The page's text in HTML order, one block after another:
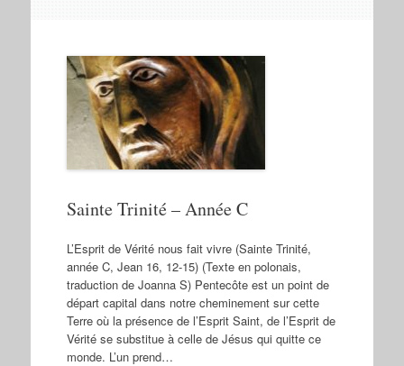
Sainte Trinité – Année C
L’Esprit de Vérité nous fait vivre (Sainte Trinité,
année C, Jean 16, 12-15) (Texte en polonais,
traduction de Joanna S) Pentecôte est un point de
départ capital dans notre cheminement sur cette
Terre où la présence de l’Esprit Saint, de l’Esprit de
Vérité se substitue à celle de Jésus qui quitte ce
monde. L’un prend…